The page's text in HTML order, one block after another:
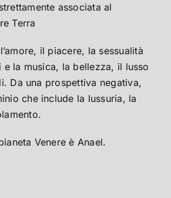
associata al
Terra
il piacere, la sessualità
la musica, la bellezza, il lusso
Da una prospettiva negativa,
che include la lussuria, la
Venere è Anael.